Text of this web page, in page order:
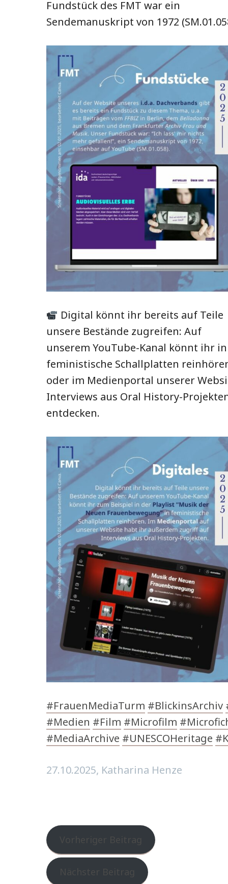
Fundstück des FMT war ein
Sendemanuskript von 1972
Digital könnt ihr bereits auf Teile
unsere Bestände zugreifen: Auf
unserem YouTube-Kanal könnt ihr in
feministische Schallplatten
oder im Medienportal unserer
Interviews aus Oral History-
entdecken.
#FrauenMediaTurm #BlickinsArchiv
#Medien #Film #Microfilm
#MediaArchive #UNESCOHeritage
27.10.2025, Katharina Henze
Vorheriger Beitrag
Nächster Beitrag